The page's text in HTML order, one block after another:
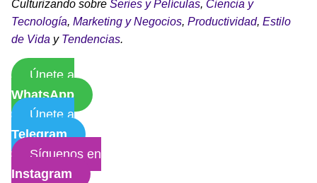
Culturizando sobre Series y Películas, Ciencia y
Tecnología, Marketing y Negocios, Productividad, Estilo
de Vida y Tendencias.
Únete a
WhatsApp
Únete a
Telegram
Síguenos en
Instagram